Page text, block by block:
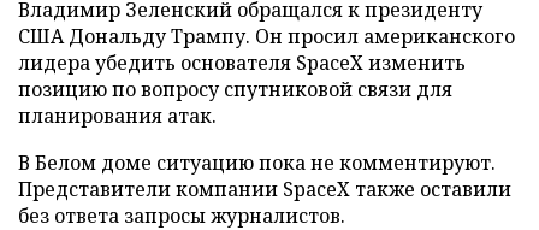
Владимир Зеленский обращался к президенту
США Дональду Трампу. Он просил американского
лидера убедить основателя SpaceX изменить
позицию по вопросу спутниковой связи для
планирования атак.
В Белом доме ситуацию пока не комментируют.
Представители компании SpaceX также оставили
без ответа запросы журналистов.